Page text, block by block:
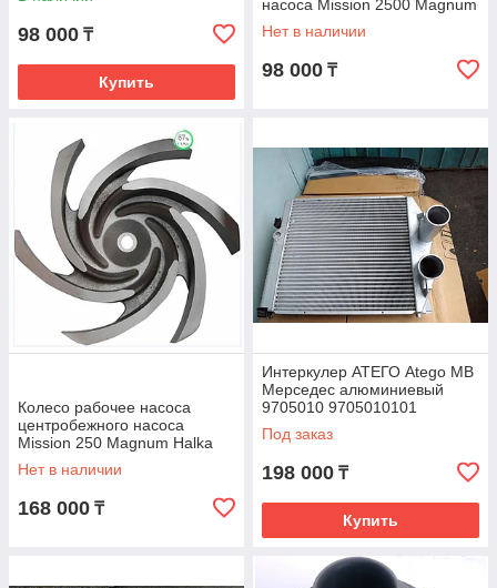
40983
98 000 ₸
Купить
насоса Mission 2500 Magnum
Halka Supreme Blue Pump
2500
Нет в наличии
98 000 ₸
Колесо рабочее насоса
центробежного насоса
Mission 250 Magnum Halka
Supreme Blue Pump 2500
Нет в наличии
168 000 ₸
Интеркулер АТЕГО Atego MB
Мерседес алюминиевый
9705010 9705010101
9705010201
Под заказ
198 000 ₸
Купить